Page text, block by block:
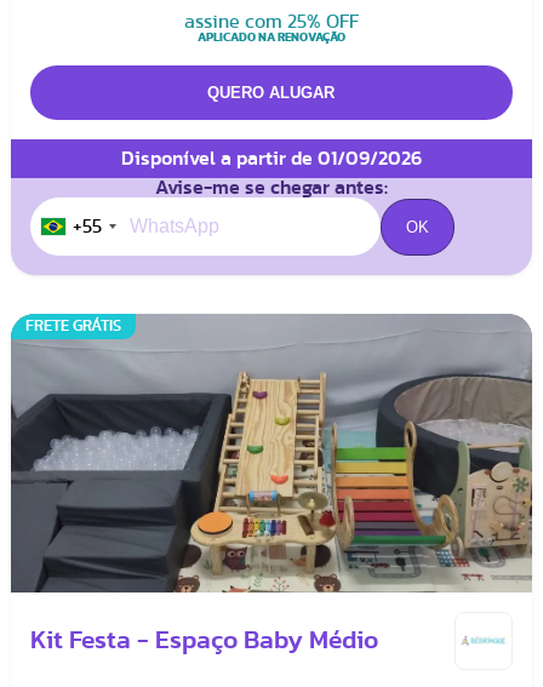
assine com 25% OFF
APLICADO NA RENOVAÇÃO
Disponível a partir de 01/09/2026
Avise-me se chegar antes:
+55
FRETE GRÁTIS
Kit Festa - Espaço Baby Médio